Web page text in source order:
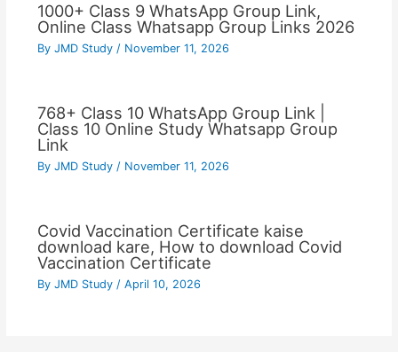
1000+ Class 9 WhatsApp Group Link,
Online Class Whatsapp Group Links 2026
By JMD Study / November 11, 2026
768+ Class 10 WhatsApp Group Link |
Class 10 Online Study Whatsapp Group
Link
By JMD Study / November 11, 2026
Covid Vaccination Certificate kaise
download kare, How to download Covid
Vaccination Certificate
By JMD Study / April 10, 2026